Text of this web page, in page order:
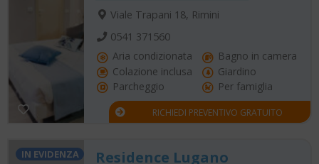
Viale Trapani 18, Rimini
0541 371560
Aria condizionata
Bagno in camera
Colazione inclusa
Giardino
Parcheggio
Per famiglia
RICHIEDI PREVENTIVO GRATUITO
Residence Lugano
IN EVIDENZA